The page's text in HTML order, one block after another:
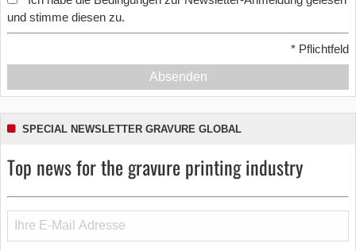
und stimme diesen zu.
* Pflichtfeld
Absenden
SPECIAL NEWSLETTER GRAVURE GLOBAL
Top news for the gravure printing industry